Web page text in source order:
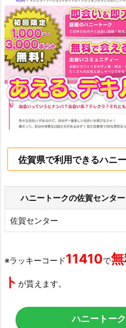
佐賀県で利用できるハニ
ハニートークの佐賀センター
佐賀センター
※ラッキーコード11410で
ト が貰えます。
ハニートーク